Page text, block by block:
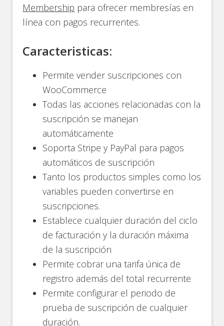
Membership para ofrecer membresías en
línea con pagos recurrentes.
Caracteristicas:
Permite vender suscripciones con
WooCommerce
Todas las acciones relacionadas con la
suscripción se manejan
automáticamente
Soporta Stripe y PayPal para pagos
automáticos de suscripción
Tanto los productos simples como los
variables pueden convertirse en
suscripciones.
Establece cualquier duración del ciclo
de facturación y la duración máxima
de la suscripción
Permite cobrar una tarifa única de
registro además del total recurrente
Permite configurar el periodo de
prueba de suscripción de cualquier
duración.